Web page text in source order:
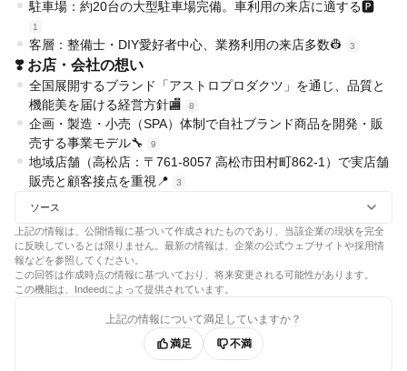
駐車場：約20台の大型駐車場完備。車利用の来店に適する🅿️
1
客層：整備士・DIY愛好者中心、業務利用の来店多数👷 3
❣️ お店・会社の想い
全国展開するブランド「アストロプロダクツ」を通じ、品質と
機能美を届ける経営方針🏬
8
企画・製造・小売（SPA）体制で自社ブランド商品を開発・販
売する事業モデル🔧
9
地域店舗（高松店：〒761-8057 高松市田村町862-1）で実店舗
販売と顧客接点を重視📍
3
ソース
上記の情報は、公開情報に基づいて作成されたものであり、当該企業の現状を完全
に反映しているとは限りません。最新の情報は、企業の公式ウェブサイトや採用情
報などを参照してください。
この回答は作成時点の情報に基づいており、将来変更される可能性があります。
この機能は、Indeedによって提供されています。
上記の情報について満足していますか？
満足
不満